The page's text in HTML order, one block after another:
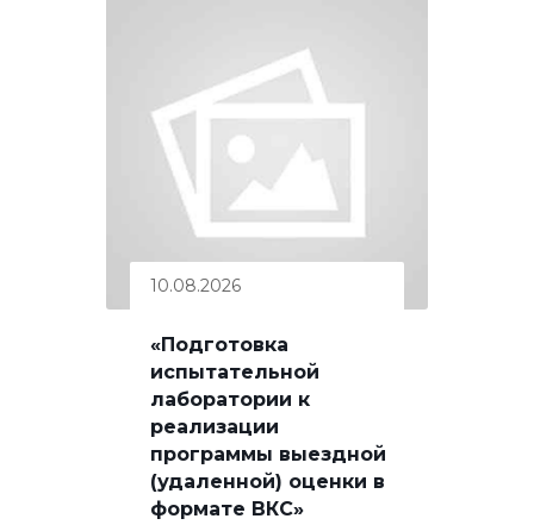
10.08.2026
«Подготовка
испытательной
лаборатории к
реализации
программы выездной
(удаленной) оценки в
формате ВКС»